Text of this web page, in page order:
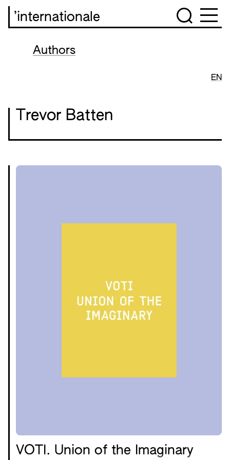
’internationale
Authors
EN
Trevor Batten
VOTI. Union of the Imaginary